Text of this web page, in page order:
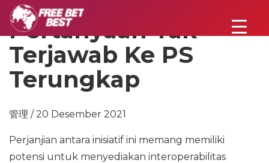
Pertanyaan Tak
Terjawab Ke PS
Terungkap
管理 / 20 Desember 2021
Perjanjian antara inisiatif ini memang memiliki
potensi untuk menyediakan interoperabilitas